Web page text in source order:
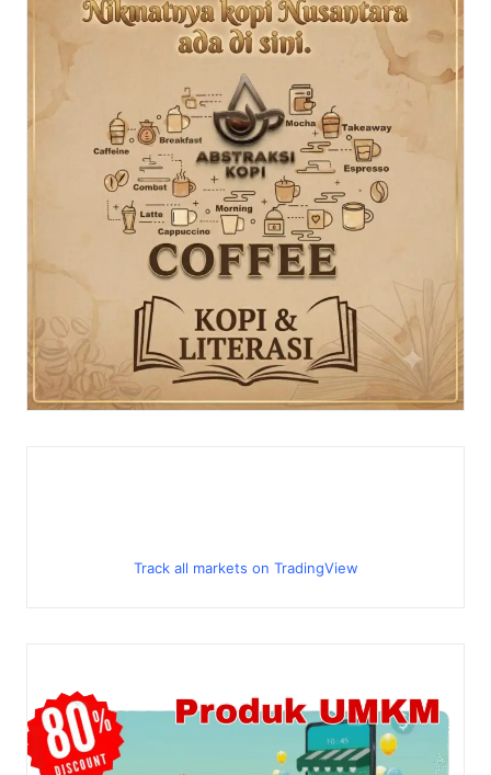
Track all markets on TradingView